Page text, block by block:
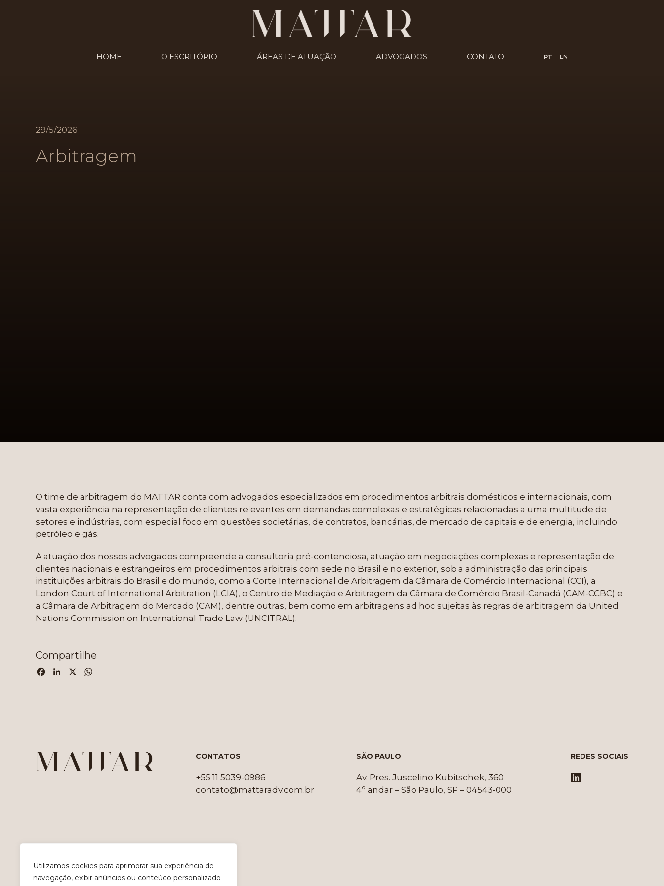
Utilizamos cookies para aprimorar sua experiência de
navegação, exibir anúncios ou conteúdo personalizado
HOME O ESCRITÓRIO ÁREAS DE ATUAÇÃO ADVOGADOS CONTATO PT EN
29/5/2026
Arbitragem
O time de arbitragem do MATTAR conta com advogados especializados em procedimentos arbitrais domésticos e internacionais, com
vasta experiência na representação de clientes relevantes em demandas complexas e estratégicas relacionadas a uma multitude de
setores e indústrias, com especial foco em questões societárias, de contratos, bancárias, de mercado de capitais e de energia, incluindo
petróleo e gás.
A atuação dos nossos advogados compreende a consultoria pré-contenciosa, atuação em negociações complexas e representação de
clientes nacionais e estrangeiros em procedimentos arbitrais com sede no Brasil e no exterior, sob a administração das principais
instituições arbitrais do Brasil e do mundo, como a Corte Internacional de Arbitragem da Câmara de Comércio Internacional (CCI), a
London Court of International Arbitration (LCIA), o Centro de Mediação e Arbitragem da Câmara de Comércio Brasil-Canadá (CAM-CCBC) e
a Câmara de Arbitragem do Mercado (CAM), dentre outras, bem como em arbitragens ad hoc sujeitas às regras de arbitragem da United
Nations Commission on International Trade Law (UNCITRAL).
Compartilhe
Facebook
LinkedIn
CONTATOS
+55 11 5039-0986
contato@mattaradv.com.br
SÃO PAULO
Av. Pres. Juscelino Kubitschek, 360
4º andar – São Paulo, SP – 04543-000
REDES SOCIAIS